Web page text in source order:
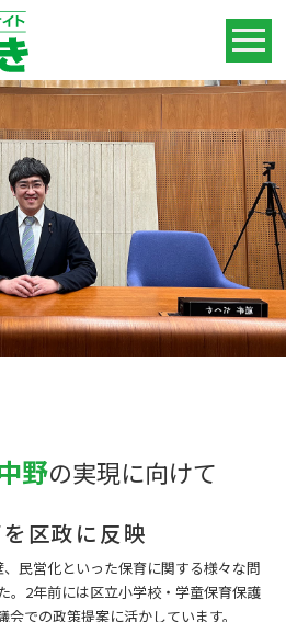
野の実現に向けて
区政に反映
民営化といった保育に関する様々な問
。2年前には区立小学校・学童保育保護
での政策提案に活かしています。